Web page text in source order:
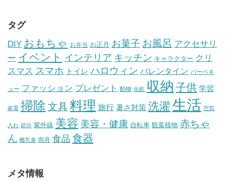
タグ
DIY おもちゃ お弁当 お正月 お菓子 お風呂 アクセサリ
ー イベント インテリア キッチン キャラクター クリ
スマス スマホ トイレ ハロウィン バレンタイン バーベキ
ュー ファッション プレゼント 動物 化粧 収納 子供 学習
家電 掃除 文具料理 旅行 暑さ対策 洗濯 生活 空気
入れ 節分 紫外線 美容 美容・健康 自転車 観葉植物 赤ちゃ
ん 離乳食 雨具 食品 食器
メタ情報